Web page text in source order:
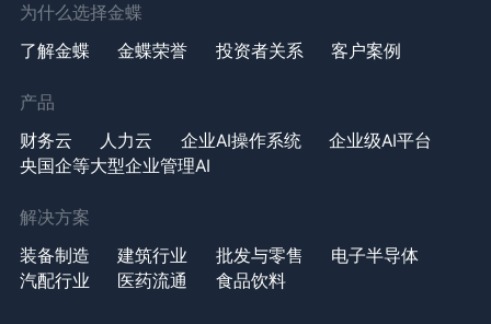
为什么选择金蝶
了解金蝶
金蝶荣誉 投资者关系 客户案例
产品
财务云
人力云 企业AI操作系统
企业级AI平台
央国企等大型企业管理AI
解决方案
装备制造
建筑行业 批发与零售
电子半导体
汽配行业
医药流通 食品饮料